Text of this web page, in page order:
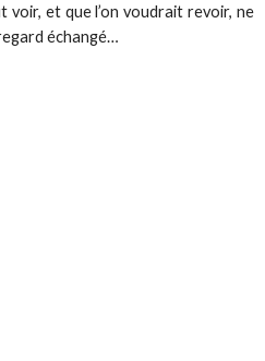
voir, et que l’on voudrait revoir, ne
échangé…